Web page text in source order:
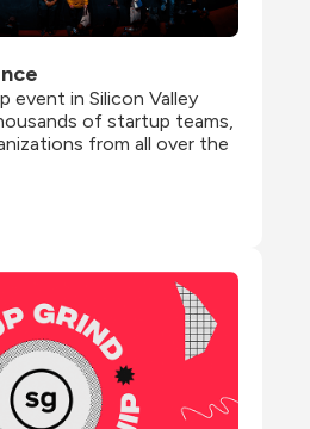
event in Silicon Valley
of startup teams,
from all over the